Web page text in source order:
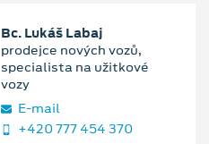
Bc. Lukáš Labaj
prodejce nových vozů,
specialista na užitkové
vozy
E‑mail
+420 777 454 370